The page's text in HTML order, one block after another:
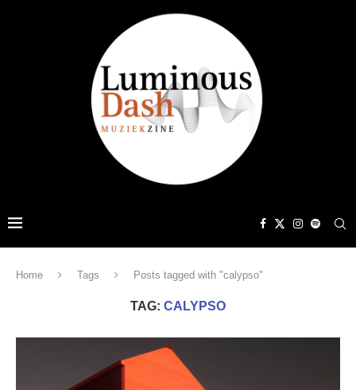
Home Tags Posts tagged with "calypso"
TAG: CALYPSO